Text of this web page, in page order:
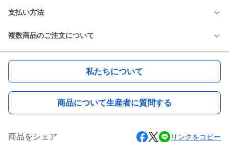
支払い方法
複数商品のご注文について
私たちについて
商品について生産者に質問する
商品をシェア リンクをコピー